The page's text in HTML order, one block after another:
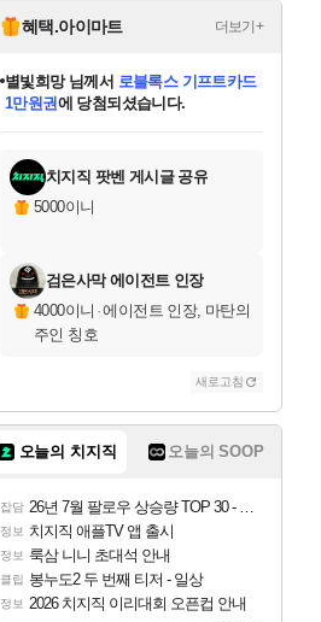
혜택.아이마트 더보기+
교환.
당첨되셨습니다.
당첨되셨습니다.
당첨되셨습니다.
별빛희망님께서 로블록스 기프트카드
1만원권에 당첨되셨습니다.
당첨되셨습니다.
당첨되셨습니다.
당첨되셨습니다.
당첨되셨습니다.
에디션 (스팀코드)를 교환.
당첨되셨습니다.
치지직 팟벤 게시글 공유
5000이니
검은사막 에이전트 인장
4000이니 ·에이전트 인장, 마탄의
주인 칭호
새로고침
오늘의 치지직 오늘의 SOOP
잡담 26년 7월 팔로우 상승량 TOP 30 - 월간 치지직
정보 치지직 애플TV 앱 출시
정보 룩삼 니니 초대석 안내
클립 봉누도2 두 번째 티저 - 일상
정보 2026 치지직 이리대회 오픈컵 안내